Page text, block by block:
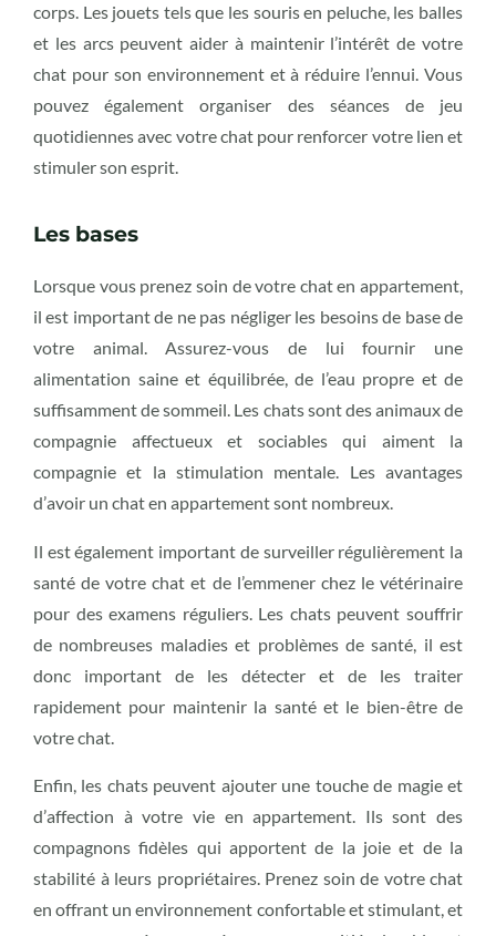
corps. Les jouets tels que les souris en peluche, les balles
et les arcs peuvent aider à maintenir l’intérêt de votre
chat pour son environnement et à réduire l’ennui. Vous
pouvez également organiser des séances de jeu
quotidiennes avec votre chat pour renforcer votre lien et
stimuler son esprit.
Les bases
Lorsque vous prenez soin de votre chat en appartement,
il est important de ne pas négliger les besoins de base de
votre animal. Assurez-vous de lui fournir une
alimentation saine et équilibrée, de l’eau propre et de
suffisamment de sommeil. Les chats sont des animaux de
compagnie affectueux et sociables qui aiment la
compagnie et la stimulation mentale. Les avantages
d’avoir un chat en appartement sont nombreux.
Il est également important de surveiller régulièrement la
santé de votre chat et de l’emmener chez le vétérinaire
pour des examens réguliers. Les chats peuvent souffrir
de nombreuses maladies et problèmes de santé, il est
donc important de les détecter et de les traiter
rapidement pour maintenir la santé et le bien-être de
votre chat.
Enfin, les chats peuvent ajouter une touche de magie et
d’affection à votre vie en appartement. Ils sont des
compagnons fidèles qui apportent de la joie et de la
stabilité à leurs propriétaires. Prenez soin de votre chat
en offrant un environnement confortable et stimulant, et